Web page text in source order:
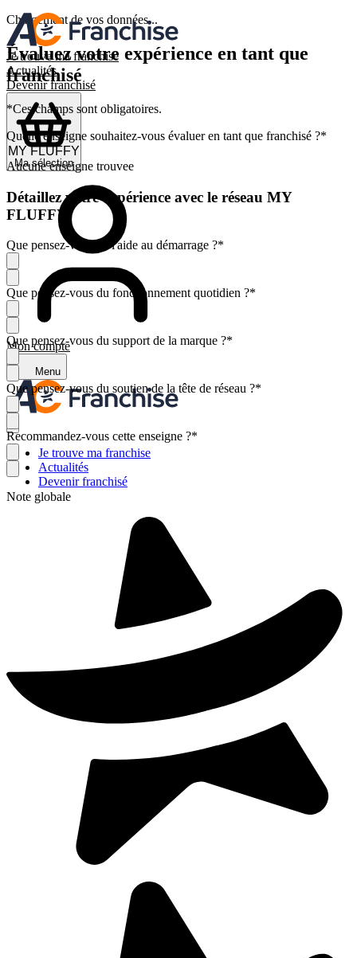
Je trouve ma franchise
Actualités
Devenir franchisé
Ma sélection
Mon compte
Menu
Je trouve ma franchise
Actualités
Devenir franchisé
Chargement de vos données...
Évaluez votre expérience en tant que
franchisé
*Ces champs sont obligatoires.
Quelle enseigne souhaitez-vous évaluer en tant que franchisé ?*
Aucune enseigne trouvee
Détaillez votre expérience avec le réseau MY
FLUFFY
Que pensez-vous de l'aide au démarrage ?*
Que pensez-vous du fonctionnement quotidien ?*
Que pensez-vous du support de la marque ?*
Que pensez-vous du soutien de la tête de réseau ?*
Recommandez-vous cette enseigne ?*
Note globale